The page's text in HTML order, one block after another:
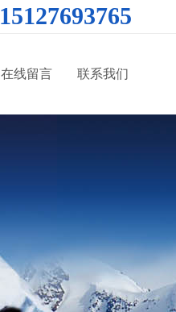
15127693765
在线留言 联系我们